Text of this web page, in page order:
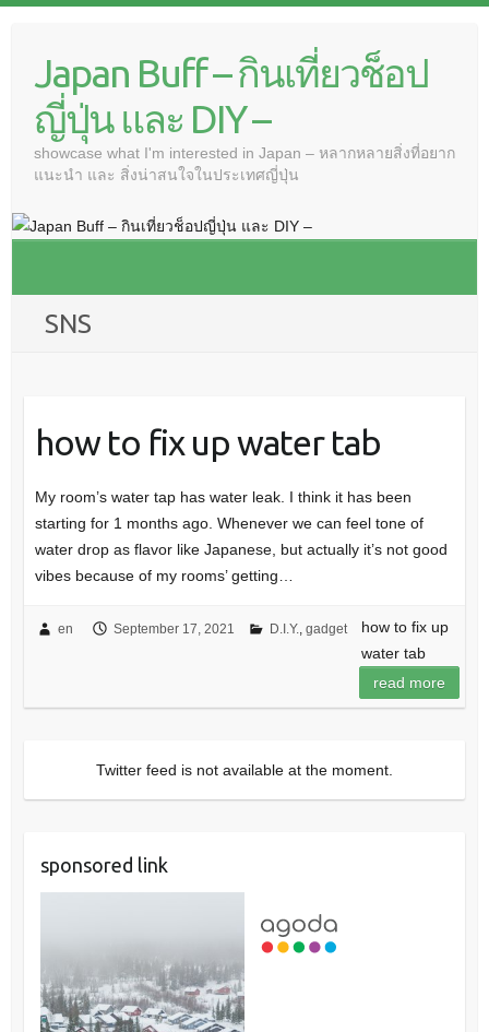
Japan Buff – กินเที่ยวช็อป
ญี่ปุ่น และ DIY –
showcase what I'm interested in Japan – หลากหลายสิ่งที่อยาก
แนะนำ และ สิ่งน่าสนใจในประเทศญี่ปุ่น
SNS
how to fix up water tab
My room’s water tap has water leak. I think it has been
starting for 1 months ago. Whenever we can feel tone of
water drop as flavor like Japanese, but actually it’s not good
vibes because of my rooms’ getting…
en September 17, 2021 D.I.Y., gadget
how to fix up
water tab
read more
Twitter feed is not available at the moment.
sponsored link